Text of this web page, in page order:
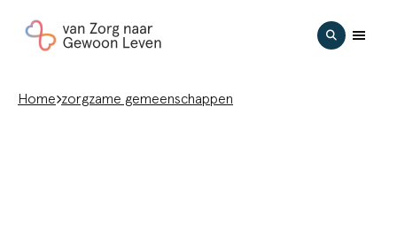
Zoeken
Home zorgzame gemeenschappen